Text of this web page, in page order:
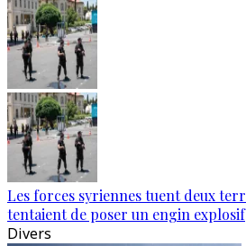
Les forces syriennes tuent deux
tentaient de poser un engin explosif
Divers